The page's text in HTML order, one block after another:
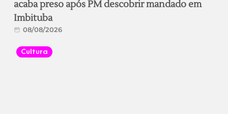
acaba preso após PM descobrir mandado em
Imbituba
08/08/2026
Cultura